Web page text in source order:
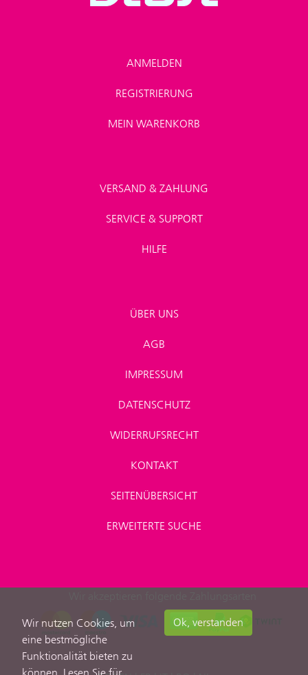
ANMELDEN
REGISTRIERUNG
MEIN WARENKORB
VERSAND & ZAHLUNG
SERVICE & SUPPORT
HILFE
ÜBER UNS
AGB
IMPRESSUM
DATENSCHUTZ
WIDERRUFSRECHT
KONTAKT
SEITENÜBERSICHT
ERWEITERTE SUCHE
Wir nutzen Cookies, um
eine bestmögliche
Funktionalität bieten zu
Ok, verstanden